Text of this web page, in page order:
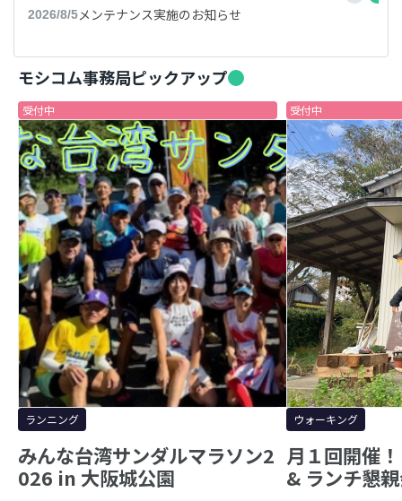
2026/8/5メンテナンス実施のお知らせ
モシコム事務局ピックアップ
受付中
ランニング
みんな台湾サンダルマラソン2
026 in 大阪城公園
受付中
ウォーキング
月１回開催
& ランチ懇